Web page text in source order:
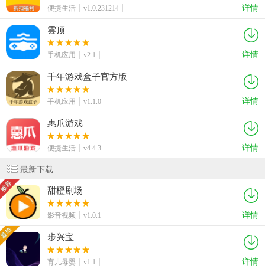
便捷生活 v1.0.231214 详情
雲顶
手机应用 v2.1 详情
千年游戏盒子官方版
手机应用 v1.1.0 详情
惠爪游戏
便捷生活 v4.4.3
详情
最新下载
甜橙剧场
影音视频 v1.0.1 详情
步兴宝
育儿母婴 v1.1 详情